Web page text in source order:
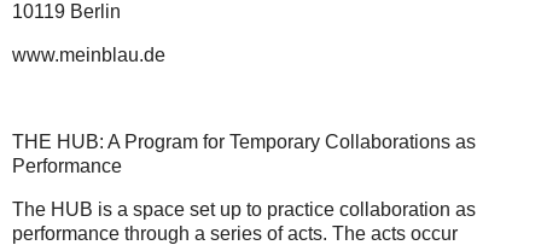
10119 Berlin
www.meinblau.de
THE HUB: A Program for Temporary Collaborations as
Performance
The HUB is a space set up to practice collaboration as
performance through a series of acts. The acts occur